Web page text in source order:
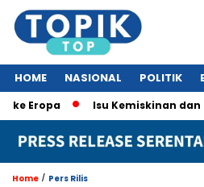
HOME NASIONAL POLITIK
Isu Kemiskinan dan Siber
Home / Pers Rilis